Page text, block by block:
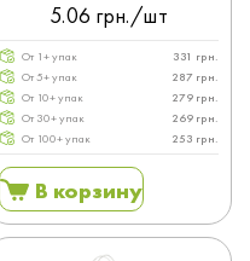
5.06 грн./шт
От 1+ упак
331 грн.
От 5+ упак
287 грн.
От 10+ упак
279 грн.
От 30+ упак
269 грн.
От 100+ упак
253 грн.
В корзину